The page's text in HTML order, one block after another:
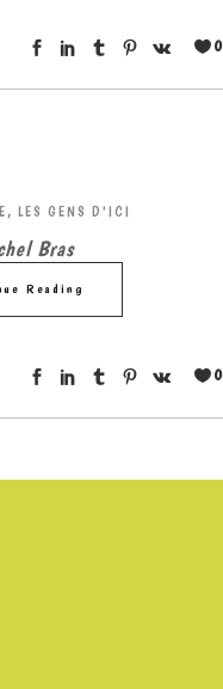
0
, LES GENS D'ICI
Bras
Reading
0